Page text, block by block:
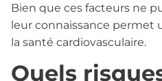
Bien que ces facteurs ne
leur connaissance permet
la santé cardiovasculaire.
Quels